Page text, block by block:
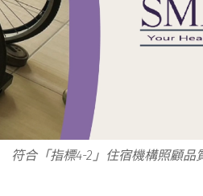
符合「指標4-2」住宿機構照顧品